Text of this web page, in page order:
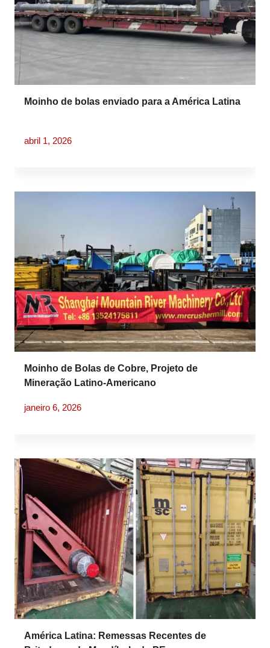
Moinho de bolas enviado para a América Latina
abril 1, 2026
Moinho de Bolas de Cobre, Projeto de
Mineração Latino-Americano
janeiro 6, 2026
América Latina: Remessas Recentes de